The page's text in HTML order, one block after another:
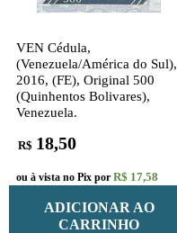
VEN Cédula,
(Venezuela/América do Sul),
2016, (FE), Original 500
(Quinhentos Bolivares),
Venezuela.
R$ 18,50
ou à vista no Pix por R$ 17,58
ADICIONAR AO
CARRINHO